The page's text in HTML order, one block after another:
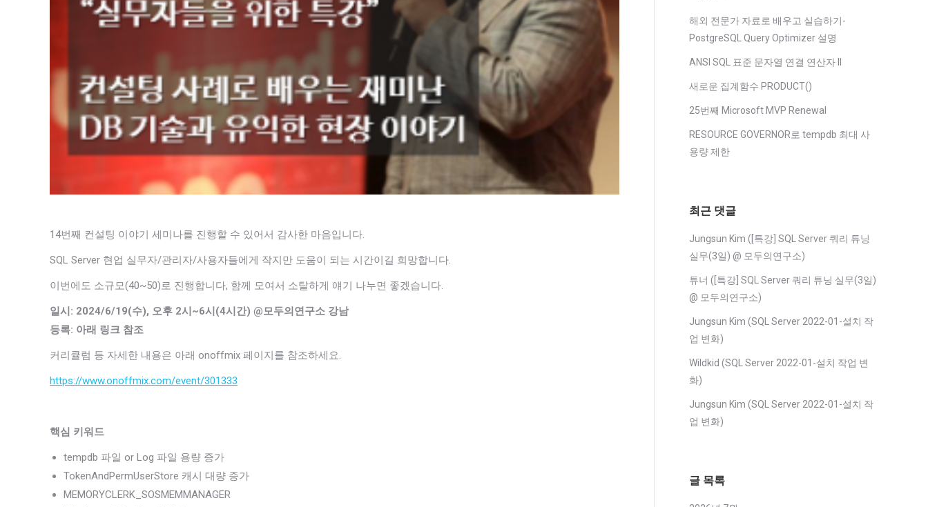
14번째 컨설팅 이야기 세미나를 진행할 수 있어서 감사한 마음입니다.
SQL Server 현업 실무자/관리자/사용자들에게 작지만 도움이 되는 시간이길 희망합니다.
이번에도 소규모(40~50)로 진행합니다, 함께 모여서 소탈하게 얘기 나누면 좋겠습니다.
일시: 2024/6/19(수), 오후 2시~6시(4시간) @모두의연구소 강남
등록: 아래 링크 참조
커리큘럼 등 자세한 내용은 아래 onoffmix 페이지를 참조하세요.
https://www.onoffmix.com/event/301333
핵심 키워드
tempdb 파일 or Log 파일 용량 증가
TokenAndPermUserStore 캐시 대량 증가
MEMORYCLERK_SOSMEMMANAGER
해외 전문가 자료로 배우고 실습하기-
PostgreSQL Query Optimizer 설명
ANSI SQL 표준 문자열 연결 연산자 II
새로운 집계함수 PRODUCT()
25번째 Microsoft MVP Renewal
RESOURCE GOVERNOR로 tempdb 최대 사
용량 제한
최근 댓글
Jungsun Kim ( [특강] SQL Server 쿼리 튜닝
실무(3일) @ 모두의연구소)
튜너 ( [특강] SQL Server 쿼리 튜닝 실무(3일)
@ 모두의연구소)
Jungsun Kim (SQL Server 2022-01-설치 작
업 변화)
Wildkid (SQL Server 2022-01-설치 작업 변
화)
Jungsun Kim (SQL Server 2022-01-설치 작
업 변화)
글 목록